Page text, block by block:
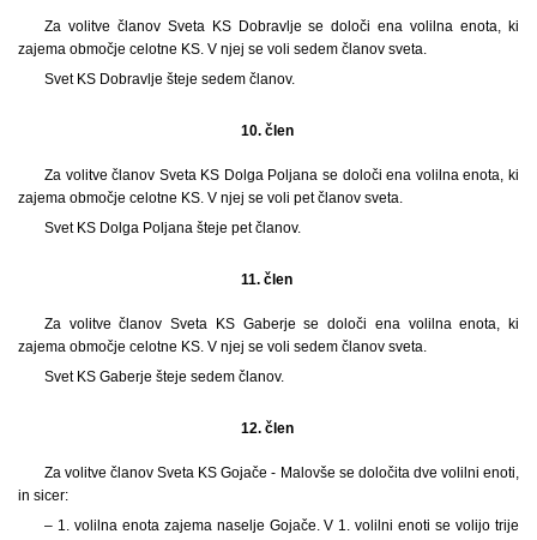
Za volitve članov Sveta KS Dobravlje se določi ena volilna enota, ki
zajema območje celotne KS. V njej se voli sedem članov sveta.
Svet KS Dobravlje šteje sedem članov.
10. člen
Za volitve članov Sveta KS Dolga Poljana se določi ena volilna enota, ki
zajema območje celotne KS. V njej se voli pet članov sveta.
Svet KS Dolga Poljana šteje pet članov.
11. člen
Za volitve članov Sveta KS Gaberje se določi ena volilna enota, ki
zajema območje celotne KS. V njej se voli sedem članov sveta.
Svet KS Gaberje šteje sedem članov.
12. člen
Za volitve članov Sveta KS Gojače - Malovše se določita dve volilni enoti,
in sicer:
– 1. volilna enota zajema naselje Gojače. V 1. volilni enoti se volijo trije